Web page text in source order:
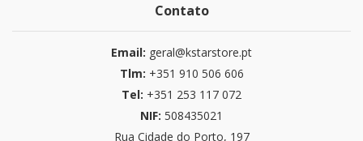
Contato
Email: geral@kstarstore.pt
Tlm: +351 910 506 606
Tel: +351 253 117 072
NIF: 508435021
Rua Cidade do Porto, 197